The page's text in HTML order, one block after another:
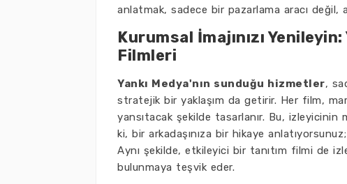
anlatmak, sadece bir pazarlama aracı değil,
Kurumsal İmajınızı
Filmleri
Yankı Medya'nın sunduğu hizmetler,
stratejik bir yaklaşım da getirir. Her film,
yansıtacak şekilde tasarlanır. Bu, izleyicinin
ki, bir arkadaşınıza bir hikaye
Aynı şekilde, etkileyici bir tanıtım filmi de
bulunmaya teşvik eder.